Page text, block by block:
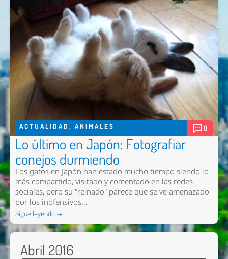
ACTUALIDAD , ANIMALES 0
Lo último en Japón: Fotografiar
conejos durmiendo
Los gatos en Japón han estado mucho tiempo siendo lo
más compartido, visitado y comentado en las redes
sociales, pero su "reinado" parece que se ve amenazado
por los inofensivos...
Sigue leyendo →
Abril 2016